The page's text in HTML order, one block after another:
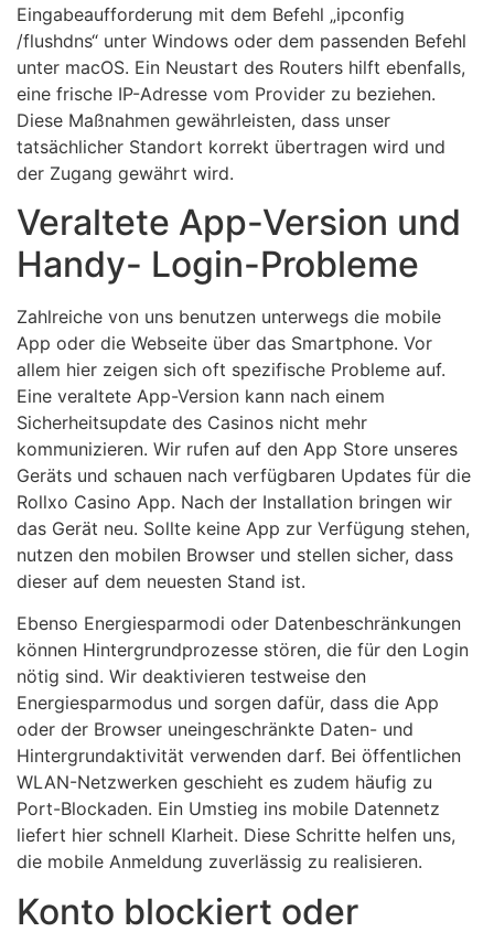
Eingabeaufforderung mit dem Befehl „ipconfig
/flushdns“ unter Windows oder dem passenden Befehl
unter macOS. Ein Neustart des Routers hilft ebenfalls,
eine frische IP-Adresse vom Provider zu beziehen.
Diese Maßnahmen gewährleisten, dass unser
tatsächlicher Standort korrekt übertragen wird und
der Zugang gewährt wird.
Veraltete App-Version und
Handy- Login-Probleme
Zahlreiche von uns benutzen unterwegs die mobile
App oder die Webseite über das Smartphone. Vor
allem hier zeigen sich oft spezifische Probleme auf.
Eine veraltete App-Version kann nach einem
Sicherheitsupdate des Casinos nicht mehr
kommunizieren. Wir rufen auf den App Store unseres
Geräts und schauen nach verfügbaren Updates für die
Rollxo Casino App. Nach der Installation bringen wir
das Gerät neu. Sollte keine App zur Verfügung stehen,
nutzen den mobilen Browser und stellen sicher, dass
dieser auf dem neuesten Stand ist.
Ebenso Energiesparmodi oder Datenbeschränkungen
können Hintergrundprozesse stören, die für den Login
nötig sind. Wir deaktivieren testweise den
Energiesparmodus und sorgen dafür, dass die App
oder der Browser uneingeschränkte Daten- und
Hintergrundaktivität verwenden darf. Bei öffentlichen
WLAN-Netzwerken geschieht es zudem häufig zu
Port-Blockaden. Ein Umstieg ins mobile Datennetz
liefert hier schnell Klarheit. Diese Schritte helfen uns,
die mobile Anmeldung zuverlässig zu realisieren.
Konto blockiert oder